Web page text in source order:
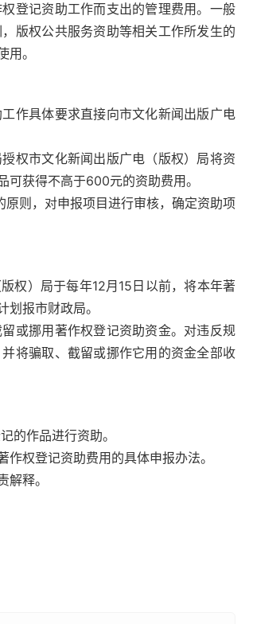
登记资助工作而支出的管理费用。一般
版权公共服务资助等相关工作所发生的
。
作具体要求直接向市文化新闻出版广电
权市文化新闻出版广电（版权）局将资
获得不高于600元的资助费用。
原则，对申报项目进行审核，确定资助项
权）局于每年12月15日以前，将本年著
报市财政局。
或挪用著作权登记资助资金。对违反规
将骗取、截留或挪作它用的资金全部收
的作品进行资助。
权登记资助费用的具体申报办法。
释。